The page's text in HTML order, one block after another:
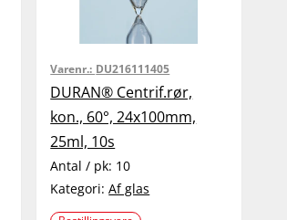
Varenr.: DU216111405
DURAN® Centrif.rør,
kon., 60°, 24x100mm,
25ml, 10s
Antal / pk: 10
Kategori:Af glas